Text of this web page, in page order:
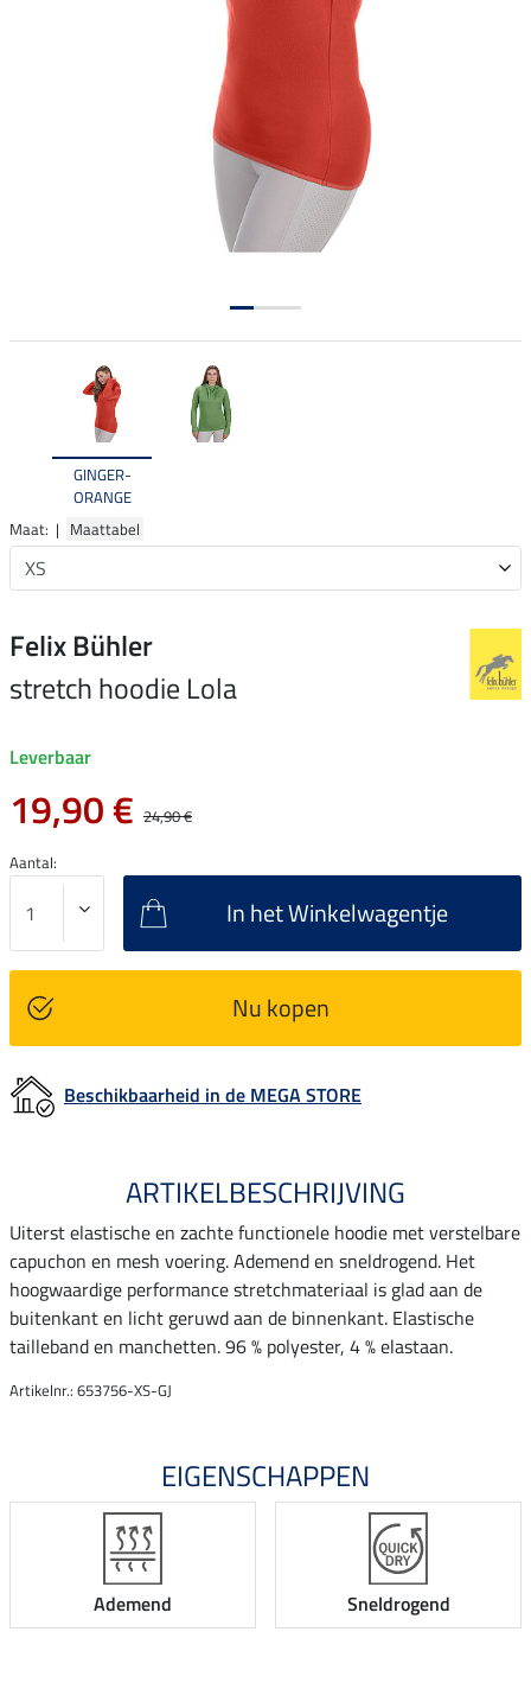
GINGER-
ORANGE
Maat: | Maattabel
Felix Bühler
stretch hoodie Lola
Leverbaar
19,90 € 24,90 €
Aantal:
In het Winkelwagentje
Nu kopen
Beschikbaarheid in de MEGA STORE
ARTIKELBESCHRIJVING
Uiterst elastische en zachte functionele hoodie met verstelbare
capuchon en mesh voering. Ademend en sneldrogend. Het
hoogwaardige performance stretchmateriaal is glad aan de
buitenkant en licht geruwd aan de binnenkant. Elastische
tailleband en manchetten. 96 % polyester, 4 % elastaan.
Artikelnr.: 653756-XS-GJ
EIGENSCHAPPEN
Ademend Sneldrogend